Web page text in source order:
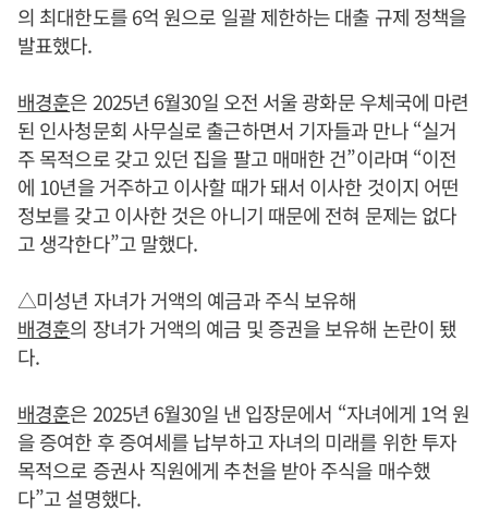
의 최대한도를 6억 원으로 일괄 제한하는 대출 규제 정책을
발표했다.
배경훈은 2025년 6월30일 오전 서울 광화문 우체국에 마련
된 인사청문회 사무실로 출근하면서 기자들과 만나 “실거
주 목적으로 갖고 있던 집을 팔고 매매한 건”이라며 “이전
에 10년을 거주하고 이사할 때가 돼서 이사한 것이지 어떤
정보를 갖고 이사한 것은 아니기 때문에 전혀 문제는 없다
고 생각한다”고 말했다.
△미성년 자녀가 거액의 예금과 주식 보유해
배경훈의 장녀가 거액의 예금 및 증권을 보유해 논란이 됐
다.
배경훈은 2025년 6월30일 낸 입장문에서 “자녀에게 1억 원
을 증여한 후 증여세를 납부하고 자녀의 미래를 위한 투자
목적으로 증권사 직원에게 추천을 받아 주식을 매수했
다”고 설명했다.